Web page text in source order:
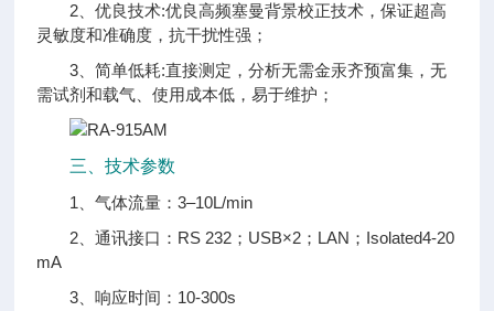
2、优良技术:优良高频塞曼背景校正技术，保证超高
灵敏度和准确度，抗干扰性强；
3、简单低耗:直接测定，分析无需金汞齐预富集，无
需试剂和载气、使用成本低，易于维护；
三、技术参数
1、气体流量：3–10L/min
2、通讯接口：RS 232；USB×2；LAN；Isolated4-20
mA
3、响应时间：10-300s